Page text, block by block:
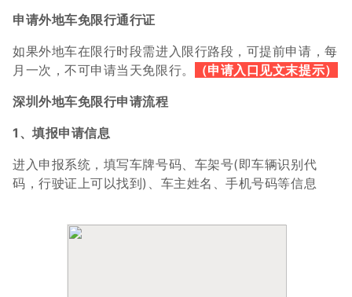
申请外地车免限行通行证
如果外地车在限行时段需进入限行路段，可提前申请，每
月一次，不可申请当天免限行。
（申请入口见文末提示）
深圳外地车免限行申请流程
1、填报申请信息
进入申报系统，填写车牌号码、车架号(即车辆识别代
码，行驶证上可以找到)、车主姓名、手机号码等信息